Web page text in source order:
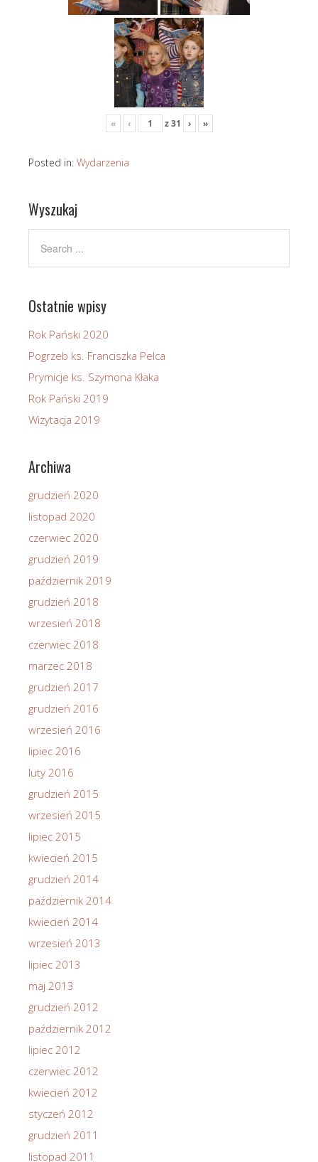
« ‹ z31 › »
Posted in: Wydarzenia
Wyszukaj
Ostatnie wpisy
Rok Pański 2020
Pogrzeb ks. Franciszka Pelca
Prymicje ks. Szymona Kłaka
Rok Pański 2019
Wizytacja 2019
Archiwa
grudzień 2020
listopad 2020
czerwiec 2020
grudzień 2019
październik 2019
grudzień 2018
wrzesień 2018
czerwiec 2018
marzec 2018
grudzień 2017
grudzień 2016
wrzesień 2016
lipiec 2016
luty 2016
grudzień 2015
wrzesień 2015
lipiec 2015
kwiecień 2015
grudzień 2014
październik 2014
kwiecień 2014
wrzesień 2013
lipiec 2013
maj 2013
grudzień 2012
październik 2012
lipiec 2012
czerwiec 2012
kwiecień 2012
styczeń 2012
grudzień 2011
listopad 2011